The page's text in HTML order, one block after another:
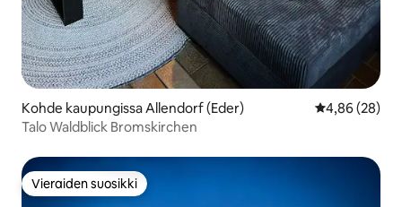
Kohde kaupungissa Allendorf (Eder)
4,86 (28)
Talo Waldblick Bromskirchen
Vieraiden suosikki
Vieraiden suosikki